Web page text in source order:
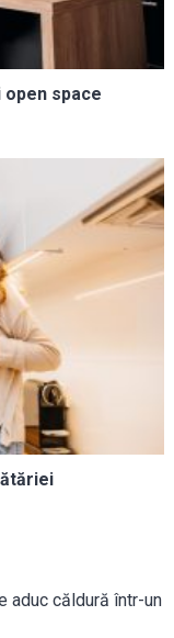
open space
aduc căldură într-un